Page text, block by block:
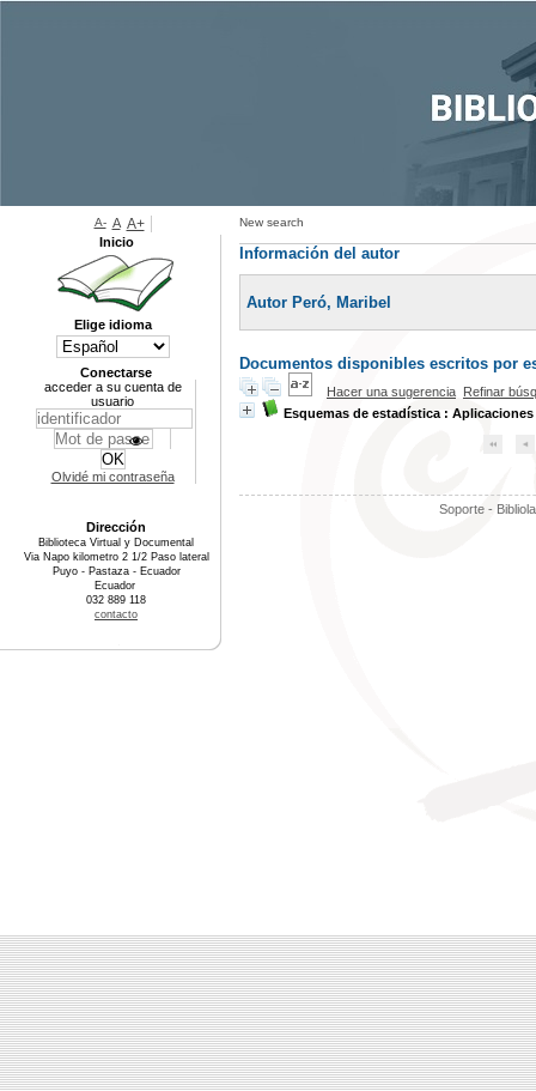
New search
Información del autor
Autor Peró, Maribel
Documentos disponibles escritos por
Hacer una sugerencia Refinar
Esquemas de estadística :
Soporte -
A- A A+
Inicio
Elige idioma
Conectarse
acceder a su cuenta de
usuario
Olvidé mi contraseña
Dirección
Biblioteca Virtual y Documental
Via Napo kilometro 2 1/2 Paso lateral
Puyo - Pastaza - Ecuador
Ecuador
032 889 118
contacto